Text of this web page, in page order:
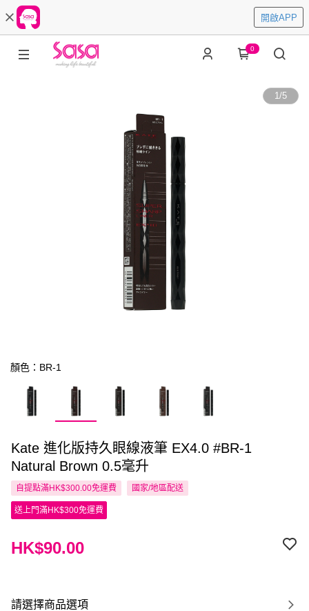
開啟APP
0
1/5
顏色：BR-1
Kate 進化版持久眼線液筆 EX4.0 #BR-1
Natural Brown 0.5毫升
自提點滿HK$300.00免運費 國家/地區配送
送上門滿HK$300免運費
HK$90.00
請選擇商品選項